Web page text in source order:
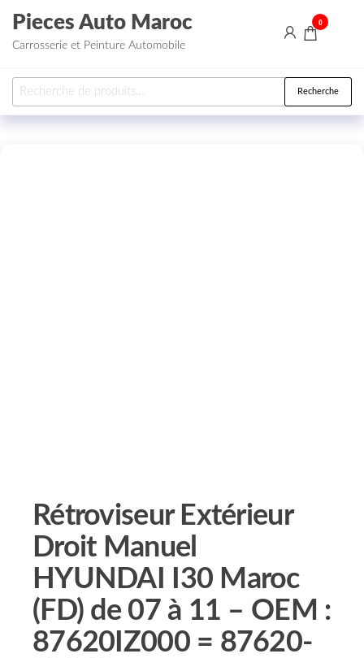
Aller au contenu
Pieces Auto Maroc
Carrosserie et Peinture Automobile
0
Recherche pour : Recherche
Rétroviseur Extérieur
Droit Manuel
HYUNDAI I30 Maroc
(FD) de 07 à 11 – OEM :
87620IZ000 = 87620-